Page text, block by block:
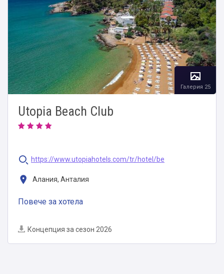
Utopia Beach Club
https://www.utopiahotels.com/tr/hotel/be
Алания, Анталия
Повече за хотела
Концепция за сезон 2026
Галерия 25